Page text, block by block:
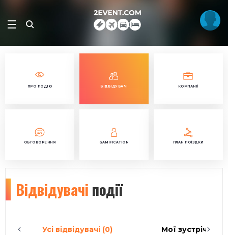
ПРО ПОДІЮ ВІДВІДУВАЧІ КОМПАНІЇ
ОБГОВОРЕННЯ GAMIFICATION ПЛАН ПОЇЗДКИ
Відвідувачі події
Усі відвідувачі (0) Мої зустрічі (0)